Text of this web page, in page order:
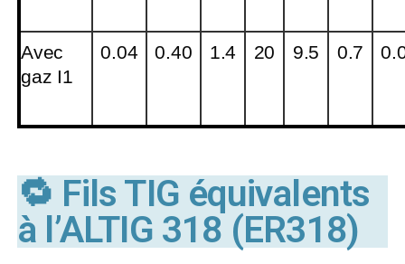
Avec
gaz I1
0.04 0.40 1.4 20 9.5 0.7
🔁 Fils TIG équivalents
à l’ALTIG 318 (ER318)